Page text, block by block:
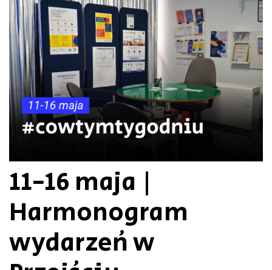
11-16 maja |
Harmonogram
wydarzeń w